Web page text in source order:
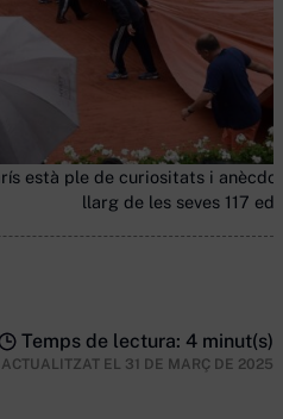
està ple de curiositats i
llarg de les seves 117
Temps de lectura: 4 minut(s)
ACTUALITZAT EL 31 DE MARÇ DE 2025